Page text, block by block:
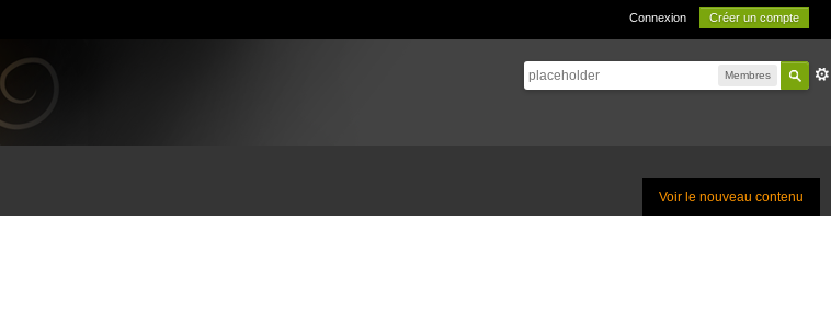
Connexion Créer un compte
Membres
Voir le nouveau contenu